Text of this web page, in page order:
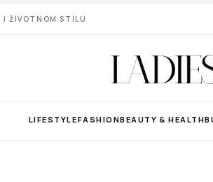
I ŽIVOTNOM STILU
LIFESTYLEFASHIONBEAUTY & HEALTH